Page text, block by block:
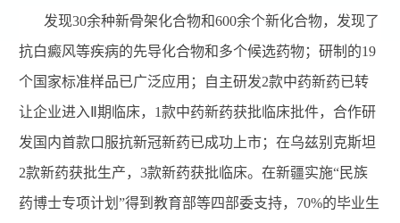
发现30余种新骨架化合物和600余个新化合物，发现了
抗白癜风等疾病的先导化合物和多个候选药物；研制的19
个国家标准样品已广泛应用；自主研发2款中药新药已转
让企业进入 期临床， 1款中药新药获批临床批件，合作研
发国内首款口服抗新冠新药已成功上市；在乌兹别克斯坦
2款新药获批生产， 3款新药获批临床。在新疆实施“民族
药博士专项计划 ”得到教育部等四部委支持， 70%的毕业生